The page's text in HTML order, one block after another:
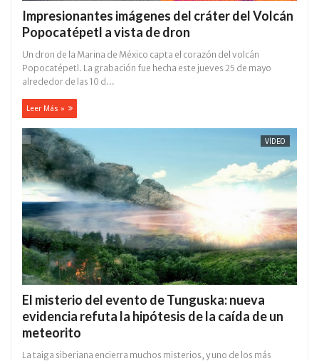
Impresionantes imágenes del cráter del Volcán
Popocatépetl a vista de dron
Un dron de la Marina de México capta el corazón del volcán
Popocatépetl. La grabación fue hecha este jueves 25 de mayo
alrededor de las 10 d...
Leer Más »
VÍDEO
El misterio del evento de Tunguska: nueva
evidencia refuta la hipótesis de la caída de un
meteorito
La taiga siberiana encierra muchos misterios, y uno de los más